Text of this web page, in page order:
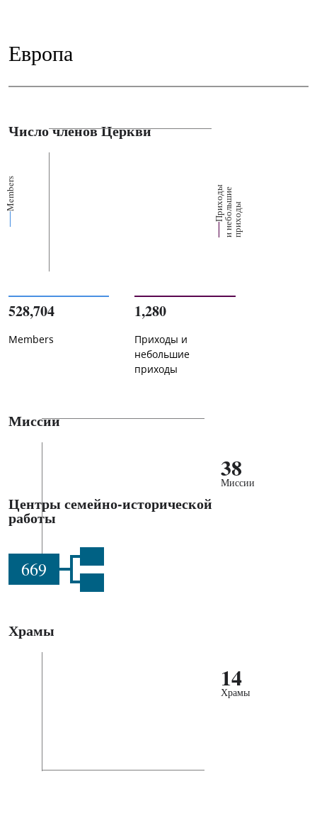
Европа
Число членов Церкви
Members П
р
их
о
д
ы
и
н
е
б
о
ль
ш
ие
п
р
и
х
о
ды
528,704
Members
1,280
Приходы и
небольшие
приходы
Миссии
38
Миссии
Центры семейно-исторической
работы
669
Храмы
14
Храмы